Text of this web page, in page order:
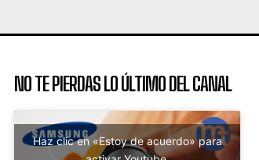
NO TE PIERDAS LO ÚLTIMO DEL CANAL
Haz clic en «Estoy de acuerdo» para